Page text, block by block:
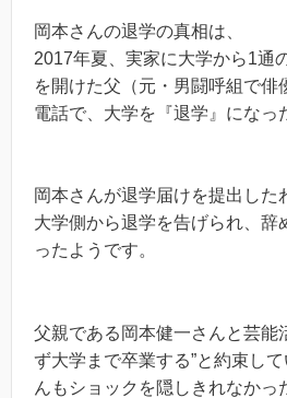
岡本さんの退学の真相は、
2017年夏、実家に大学から1通
を開けた父（元・男闘呼組で俳
電話で、大学を『退学』になっ
岡本さんが退学届けを提出した
大学側から退学を告げられ、辞
ったようです。
父親である岡本健一さんと芸能
ず大学まで卒業する”と約束し
んもショックを隠しきれなかっ